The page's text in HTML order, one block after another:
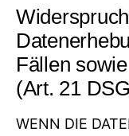
Fällen
(Art. 21
WENN DIE